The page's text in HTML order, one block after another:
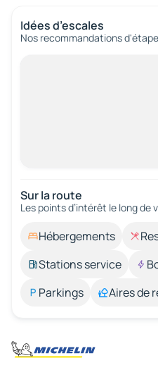
Idées d’escales
Nos recommandations
Sur la route
Les points d’intérêt le long de
Hébergements
Stations service
Parkings
Aires de